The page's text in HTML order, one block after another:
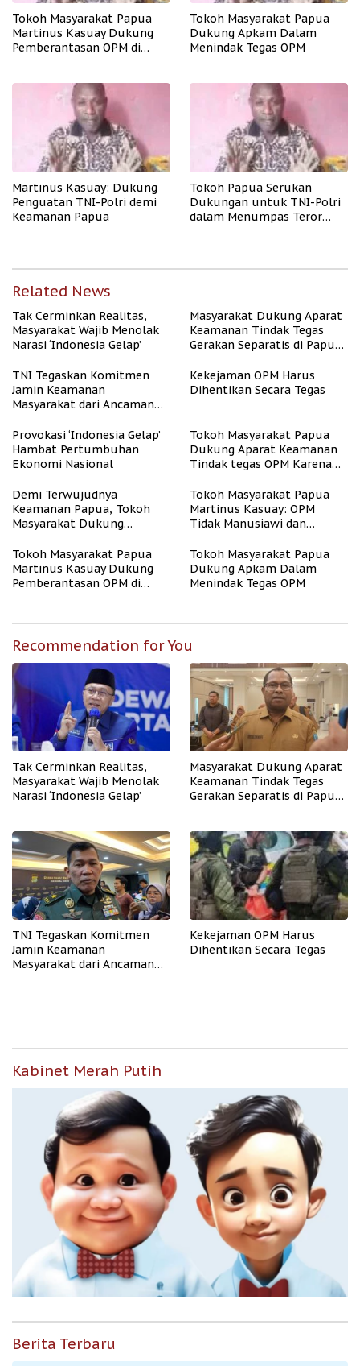
Tokoh Masyarakat Papua
Martinus Kasuay Dukung
Pemberantasan OPM di
Tokoh Masyarakat Papua
Dukung Apkam Dalam
Menindak Tegas OPM
Martinus Kasuay: Dukung
Penguatan TNI-Polri demi
Keamanan Papua
Tokoh Papua Serukan
Dukungan untuk TNI-Polri
dalam Menumpas Teror
Related News
Tak Cerminkan Realitas,
Masyarakat Wajib Menolak
Narasi ‘Indonesia Gelap’
Masyarakat Dukung Aparat
Keamanan Tindak Tegas
Gerakan Separatis di Papua
TNI Tegaskan Komitmen
Jamin Keamanan
Masyarakat dari Ancaman
Kekejaman OPM Harus
Dihentikan Secara Tegas
Provokasi ‘Indonesia Gelap’
Hambat Pertumbuhan
Ekonomi Nasional
Tokoh Masyarakat Papua
Dukung Aparat Keamanan
Tindak tegas OPM Karena
Demi Terwujudnya
Keamanan Papua, Tokoh
Masyarakat Dukung
Terhadap OPM
Tokoh Masyarakat Papua
Martinus Kasuay: OPM
Tidak Manusiawi dan
Tokoh Masyarakat Papua
Martinus Kasuay Dukung
Pemberantasan OPM di
Tokoh Masyarakat Papua
Dukung Apkam Dalam
Menindak Tegas OPM
Recommendation for You
Tak Cerminkan Realitas,
Masyarakat Wajib Menolak
Narasi ‘Indonesia Gelap’
Masyarakat Dukung Aparat
Keamanan Tindak Tegas
Gerakan Separatis di Papua
TNI Tegaskan Komitmen
Jamin Keamanan
Masyarakat dari Ancaman
Kekejaman OPM Harus
Dihentikan Secara Tegas
Kabinet Merah Putih
Berita Terbaru